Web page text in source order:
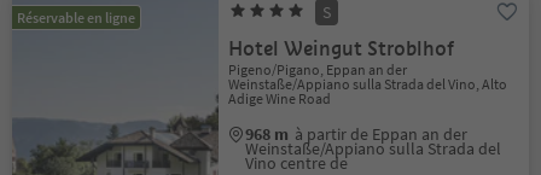
Réservable en ligne S
Hotel Weingut Stroblhof
Pigeno/Pigano, Eppan an der
Weinstaße/Appiano sulla Strada del Vino, Alto
Adige Wine Road
968 m à partir de Eppan an der
Weinstaße/Appiano sulla Strada del
Vino centre de